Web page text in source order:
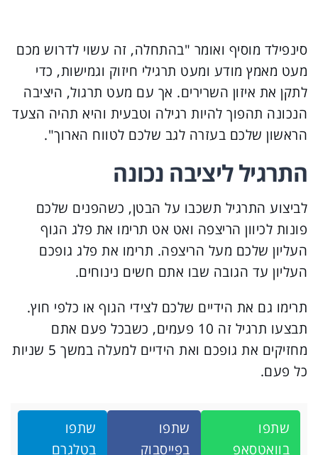
סינפילד מוסיף ואומר "בהתחלה, זה עשוי לדרוש מכם
מעט מאמץ מודע ומעט תרגילי חיזוק וגמישות, כדי
לתקן את איזון השרירים. אך עם מעט תרגול, היציבה
הנכונה תהפוך להיות רגילה וטבעית והיא תהיה הצעד
הראשון שלכם בעזרה לגב שלכם לטווח הארוך".
התרגיל ליציבה נכונה
לביצוע התרגיל תשכבו על הבטן, כשהפנים שלכם
פונות לכיוון הריצפה ואט אט תרימו את פלג הגוף
העליון שלכם מעל הריצפה. תרימו את פלג גופכם
העליון עד הגובה שבו אתם חשים נינוחים.
תרימו גם את הידיים שלכם לצידי הגוף או כלפי חוץ.
תבצעו תרגיל זה 10 פעמים, כשבכל פעם אתם
מחזיקים את גופכם ואת הידיים למעלה במשך 5 שניות
כל פעם.
שתפו
בוואטסאפ
שתפו
בפייסבוק
שתפו
בטלגרם